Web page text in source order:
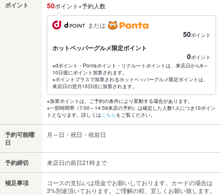
ポイント 50ポイント×予約人数
または
50ポイント
ホットペッパーグルメ限定ポイント
0ポイント
※dポイント・Pontaポイント・リクルートポイントは、来店日から6～
10日後にポイント加算されます。
※ポイントプラスで加算されるホットペッパーグルメ限定ポイントは、
来店日の翌月15日頃に加算されます。
※加算ポイントは、ご予約の条件により変動する場合があります。
※一部時間帯（7:00～14:59来店の予約）は確定した人数1人につき10ポイン
トとなります。詳しくはこちらをご覧ください。
予約可能曜
日
月～日・祝日・祝前日
予約締切 来店日の前日21時まで
補足事項
コースの支払いは現金でお願いしております。カードの場合は
3%別途頂いております。ご理解の程、宜しくお願い致します。